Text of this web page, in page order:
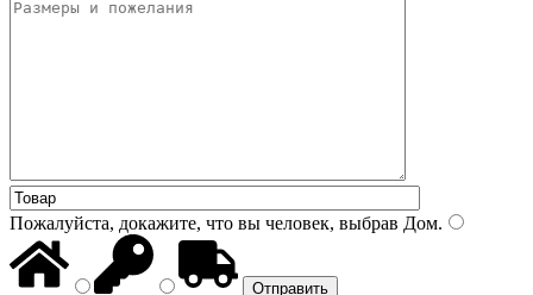
Пожалуйста, докажите, что вы человек, выбрав Дом.